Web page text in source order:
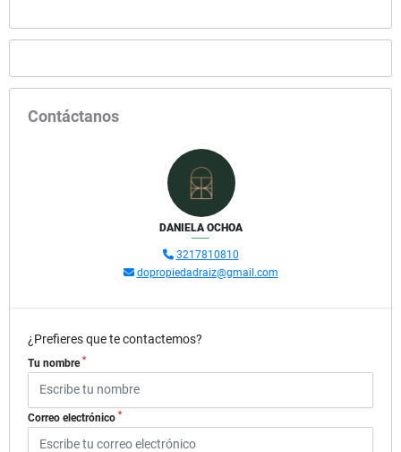
Contáctanos
DANIELA OCHOA
3217810810
dopropiedadraiz@gmail.com
¿Prefieres que te contactemos?
Tu nombre *
Correo electrónico *